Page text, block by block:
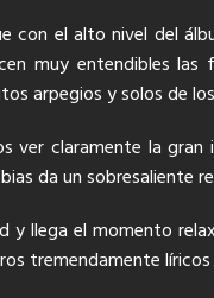
con el alto nivel del
muy entendibles
arpegios y solos de
ver claramente la
da un sobresaliente
y llega el momento
tremendamente